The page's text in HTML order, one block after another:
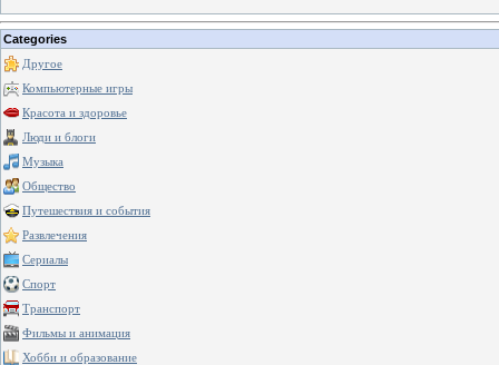
Categories
Другое
Компьютерные игры
Красота и здоровье
Люди и блоги
Музыка
Общество
Путешествия и события
Развлечения
Сериалы
Спорт
Транспорт
Фильмы и анимация
Хобби и образование